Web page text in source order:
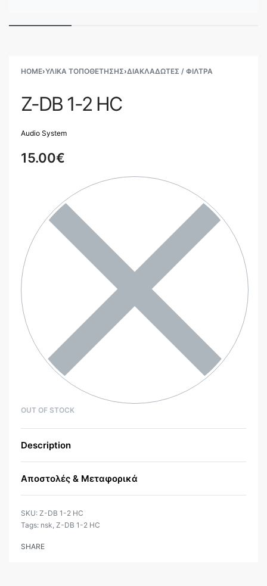
HOME›ΥΛΙΚΑ ΤΟΠΟΘΕΤΗΣΗΣ›ΔΙΑΚΛΑΔΩΤΈΣ / ΦΊΛΤΡΑ
Z-DB 1-2 HC
Audio System
15.00€
OUT OF STOCK
Description
Αποστολές & Μεταφορικά
Z-DB 1-2 HC
Tags: nsk Z-DB 1-2 HC
SHARE